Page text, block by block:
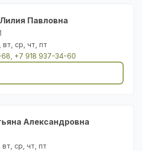
Павловна
ср, чт, пт
+7 918 937-34-60
Александровна
ср, чт, пт